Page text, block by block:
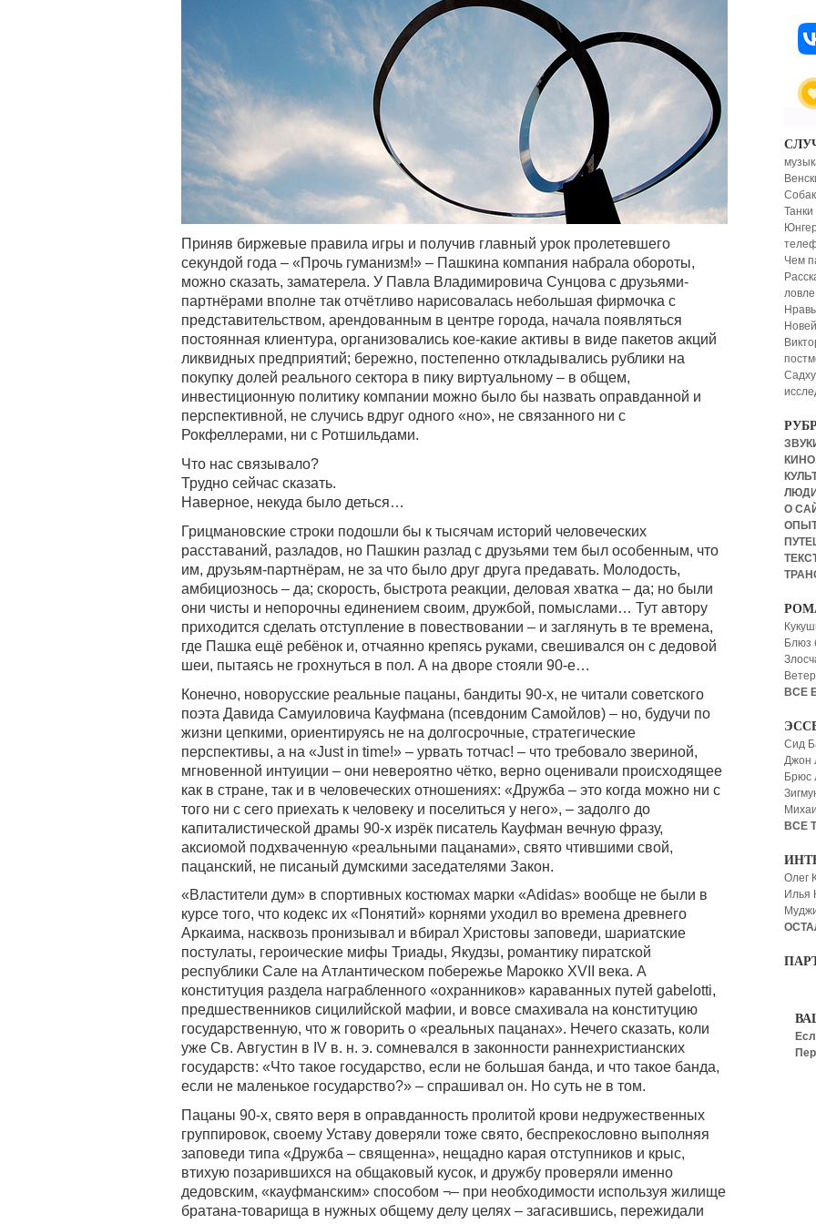
Приняв биржевые правила игры и получив главный урок пролетевшего
секундой года – «Прочь гуманизм!» – Пашкина компания набрала обороты,
можно сказать, заматерела. У Павла Владимировича Сунцова с друзьями-
партнёрами вполне так отчётливо нарисовалась небольшая фирмочка с
представительством, арендованным в центре города, начала появляться
постоянная клиентура, организовались кое-какие активы в виде пакетов акций
ликвидных предприятий; бережно, постепенно откладывались рублики на
покупку долей реального сектора в пику виртуальному – в общем,
инвестиционную политику компании можно было бы назвать оправданной и
перспективной, не случись вдруг одного «но», не связанного ни с
Рокфеллерами, ни с Ротшильдами.
Что нас связывало?
Трудно сейчас сказать.
Наверное, некуда было деться…
Грицмановские строки подошли бы к тысячам историй человеческих
расставаний, разладов, но Пашкин разлад с друзьями тем был особенным, что
им, друзьям-партнёрам, не за что было друг друга предавать. Молодость,
амбициознось – да; скорость, быстрота реакции, деловая хватка – да; но были
они чисты и непорочны единением своим, дружбой, помыслами… Тут автору
приходится сделать отступление в повествовании – и заглянуть в те времена,
где Пашка ещё ребёнок и, отчаянно крепясь руками, свешивался он с дедовой
шеи, пытаясь не грохнуться в пол. А на дворе стояли 90-е…
Конечно, новорусские реальные пацаны, бандиты 90-х, не читали советского
поэта Давида Самуиловича Кауфмана (псевдоним Самойлов) – но, будучи по
жизни цепкими, ориентируясь не на долгосрочные, стратегические
перспективы, а на «Just in time!» – урвать тотчас! – что требовало звериной,
мгновенной интуиции – они невероятно чётко, верно оценивали происходящее
как в стране, так и в человеческих отношениях: «Дружба – это когда можно ни с
того ни с сего приехать к человеку и поселиться у него», – задолго до
капиталистической драмы 90-х изрёк писатель Кауфман вечную фразу,
аксиомой подхваченную «реальными пацанами», свято чтившими свой,
пацанский, не писаный думскими заседателями Закон.
«Властители дум» в спортивных костюмах марки «Adidas» вообще не были в
курсе того, что кодекс их «Понятий» корнями уходил во времена древнего
Аркаима, насквозь пронизывал и вбирал Христовы заповеди, шариатские
постулаты, героические мифы Триады, Якудзы, романтику пиратской
республики Сале на Атлантическом побережье Марокко XVII века. А
конституция раздела награбленного «охранников» караванных путей gabelotti,
предшественников сицилийской мафии, и вовсе смахивала на конституцию
государственную, что ж говорить о «реальных пацанах». Нечего сказать, коли
уже Св. Августин в IV в. н. э. сомневался в законности раннехристианских
государств: «Что такое государство, если не большая банда, и что такое банда,
если не маленькое государство?» – спрашивал он. Но суть не в том.
Пацаны 90-х, свято веря в оправданность пролитой крови недружественных
группировок, своему Уставу доверяли тоже свято, беспрекословно выполняя
заповеди типа «Дружба – священна», нещадно карая отступников и крыс,
втихую позарившихся на общаковый кусок, и дружбу проверяли именно
дедовским, «кауфманским» способом ¬– при необходимости используя жилище
братана-товарища в нужных общему делу целях – загасившись, пережидали
Чем
ловле
О
Блюз
ВСЕ
Сид
Джон
Брюс
ВСЕ
Олег